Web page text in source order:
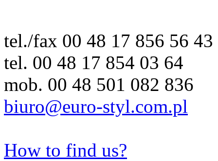
tel./fax 00 48 17 856 56 43
tel. 00 48 17 854 03 64
mob. 00 48 501 082 836
biuro@euro-styl.com.pl
How to find us?